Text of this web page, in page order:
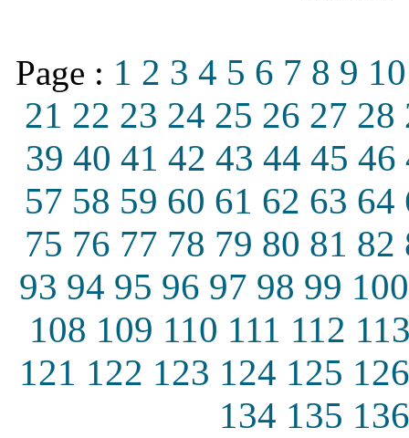
Page : 1 2 3 4 5 6 7 8 9 10
21 22 23 24 25 26 27 28
39 40 41 42 43 44 45 46
57 58 59 60 61 62 63 64
75 76 77 78 79 80 81 82
93 94 95 96 97 98 99 100
108 109 110 111 112
121 122 123 124 125 126
134 135 136